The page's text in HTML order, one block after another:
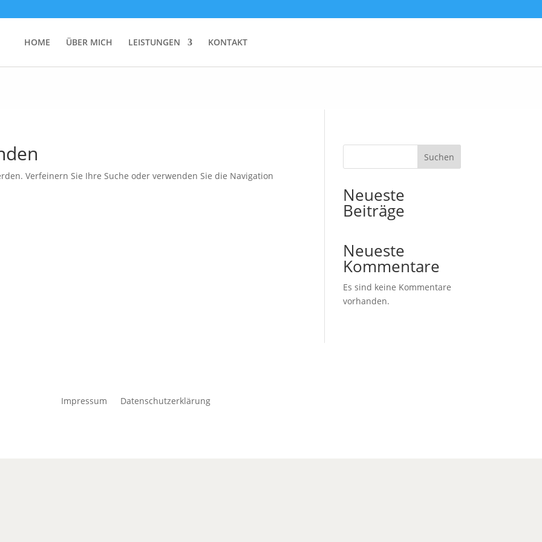
HOME ÜBER MICH LEISTUNGEN KONTAKT
Verfeinern Sie Ihre Suche oder verwenden Sie die Navigation
Suchen
Neueste
Beiträge
Neueste
Kommentare
Es sind keine Kommentare
vorhanden.
Impressum Datenschutzerklärung